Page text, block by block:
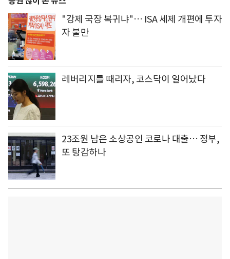
"강제 국장 복귀냐"… ISA 세제 개편에 투자
자 불만
레버리지를 때리자, 코스닥이 일어났다
23조원 남은 소상공인 코로나 대출… 정부,
또 탕감하나